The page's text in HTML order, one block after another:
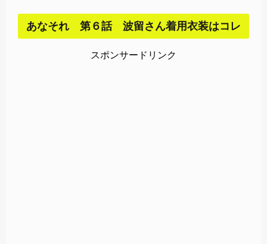
あなそれ 第６話 波留さん着用衣装はコレ
スポンサードリンク